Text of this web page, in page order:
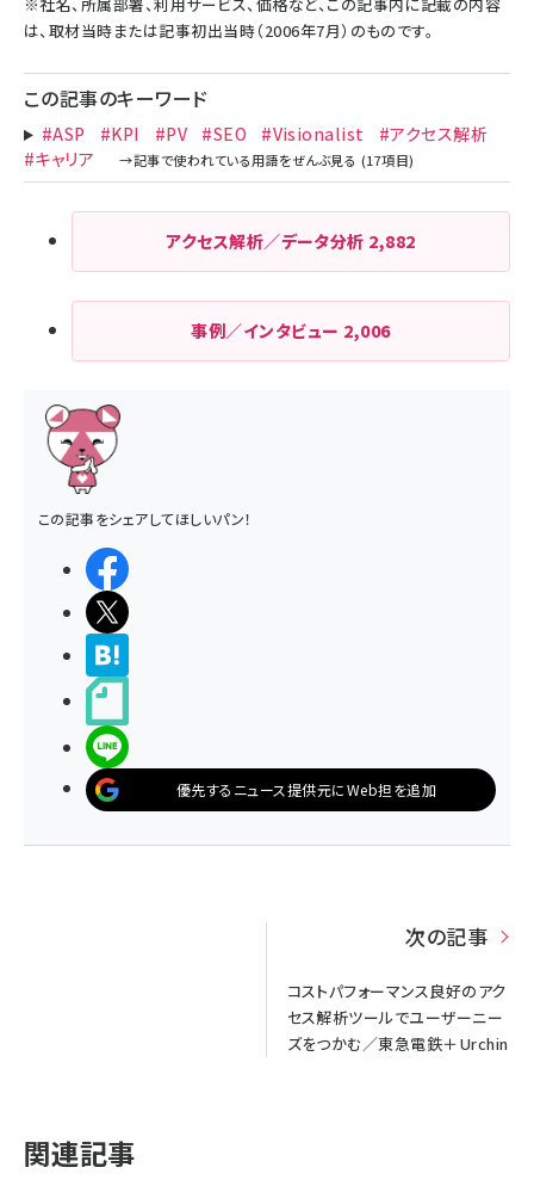
は、取材当時または記事初出当時（2006年7月）のものです。
この記事のキーワード
#ASP #KPI #PV #SEO #Visionalist
#アクセス解析
#キャリア
アクセス解析／データ分析 2,882
事例／インタビュー 2,006
この記事をシェアしてほしいパン！
優先するニュース提供元にWeb担を追加
次の記事
コストパフォーマンス良好のアク
セス解析ツールでユーザーニー
ズをつかむ／東急電鉄＋Urchin
関連記事